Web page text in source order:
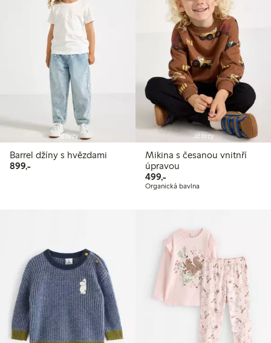
Již brzy
Barrel džíny s hvězdami
899,-899,00 Kč
Již brzy
Mikina s česanou vnitnří
úpravou
499,-499,00 Kč
Organická bavlna